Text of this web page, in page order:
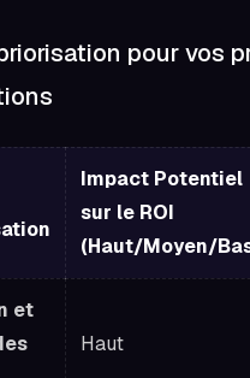
pour vos
Impact Potentiel
sur le ROI
(Haut/Moyen/
et
Haut